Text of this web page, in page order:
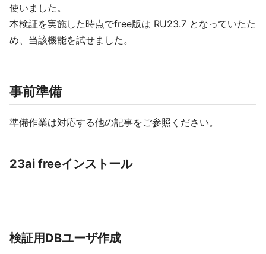
使いました。
本検証を実施した時点でfree版は RU23.7 となっていたた
め、当該機能を試せました。
事前準備
準備作業は対応する他の記事をご参照ください。
23ai freeインストール
検証用DBユーザ作成